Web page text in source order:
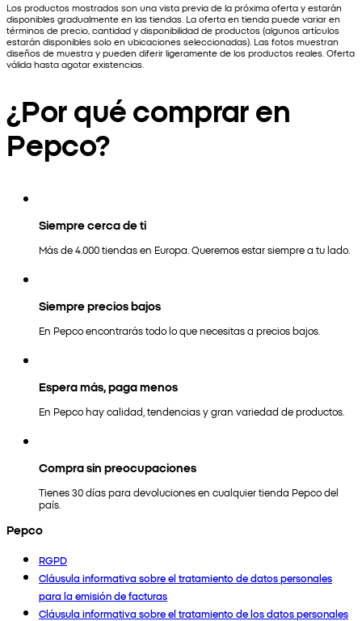
Los productos mostrados son una vista previa de la próxima oferta y estarán
disponibles gradualmente en las tiendas. La oferta en tienda puede variar en
términos de precio, cantidad y disponibilidad de productos (algunos artículos
estarán disponibles solo en ubicaciones seleccionadas). Las fotos muestran
diseños de muestra y pueden diferir ligeramente de los productos reales. Oferta
válida hasta agotar existencias.
¿Por qué comprar en
Pepco?
Siempre cerca de ti
Más de 4.000 tiendas en Europa. Queremos estar siempre a tu lado.
Siempre precios bajos
En Pepco encontrarás todo lo que necesitas a precios bajos.
Espera más, paga menos
En Pepco hay calidad, tendencias y gran variedad de productos.
Compra sin preocupaciones
Tienes 30 días para devoluciones en cualquier tienda Pepco del
país.
Pepco
RGPD
Cláusula informativa sobre el tratamiento de datos personales
para la emisión de facturas
Cláusula informativa sobre el tratamiento de los datos personales